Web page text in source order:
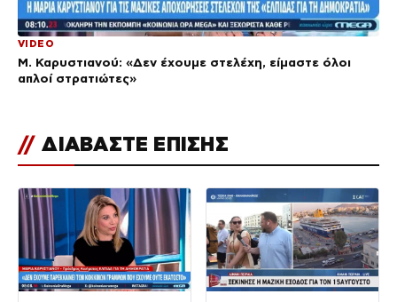
VIDEO
Μ. Καρυστιανού: «Δεν έχουμε στελέχη, είμαστε όλοι
απλοί στρατιώτες»
// ΔΙΑΒΑΣΤΕ ΕΠΙΣΗΣ